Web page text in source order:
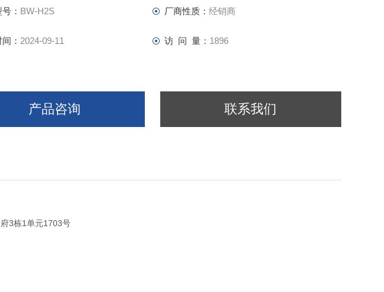
： BW-H2S 厂商性质： 经销商
： 2024-09-11 访 问 量： 1896
产品咨询 联系我们
3栋1单元1703号